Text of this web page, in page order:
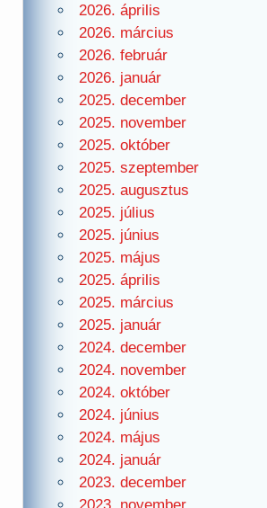
2026. április
2026. március
2026. február
2026. január
2025. december
2025. november
2025. október
2025. szeptember
2025. augusztus
2025. július
2025. június
2025. május
2025. április
2025. március
2025. január
2024. december
2024. november
2024. október
2024. június
2024. május
2024. január
2023. december